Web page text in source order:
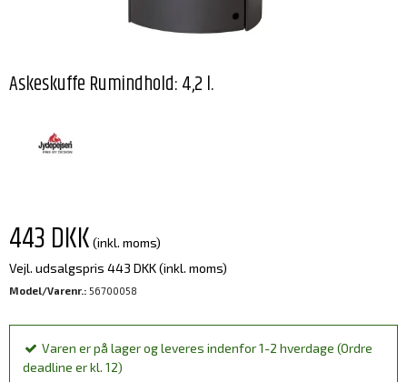
Askeskuffe Rumindhold: 4,2 l.
443 DKK (inkl. moms)
Vejl. udsalgspris 443 DKK(inkl. moms)
Model/Varenr.: 56700058
Varen er på lager og leveres indenfor 1-2 hverdage (Ordre
deadline er kl. 12)